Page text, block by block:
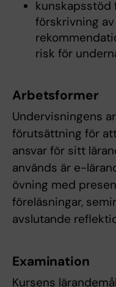
kunskapsstöd
förskrivning
risk för
Arbetsformer
Undervisningens
förutsättning för
ansvar för sitt
används är e-
övning med
föreläsningar,
avslutande
Examination
Kursens